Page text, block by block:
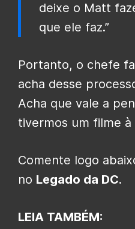
deixe o Matt
que ele faz.”
Portanto, o chefe
acha desse
Acha que vale a
tivermos um filme
Comente logo
no Legado da DC.
LEIA TAMBÉM: